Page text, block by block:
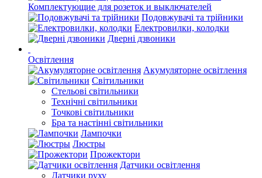
Комплектующие для розеток и выключателей
Подовжувачі та трійники
Електровилки, колодки
Дверні дзвоники
Освітлення
Акумуляторне освітлення
Світильники
Стельові світильники
Технічні світильники
Точкові світильники
Бра та настінні світильники
Лампочки
Люстры
Прожектори
Датчики освітлення
Датчики руху